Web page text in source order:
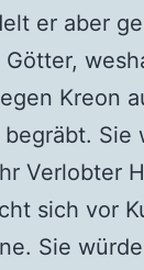
er aber
Kreon
Sie
Verlobter
sich vor
Sie